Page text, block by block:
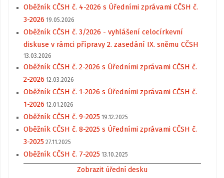
Oběžník CČSH č. 4-2026 s Úředními zprávami CČSH č.
3-2026 19.05.2026
Oběžník CČSH č. 3/2026 - vyhlášení celocírkevní
diskuse v rámci přípravy 2. zasedání IX. sněmu CČSH
13.03.2026
Oběžník CČSH č. 2-2026 s Úředními zprávami CČSH č.
2-2026 12.03.2026
Oběžník CČSH č. 1-2026 s Úředními zprávami CČSH č.
1-2026 12.01.2026
Oběžník CČSH č. 9-2025 19.12.2025
Oběžník CČSH č. 8-2025 s Úředními zprávami CČSH č.
3-2025 27.11.2025
Oběžník CČSH č. 7-2025 13.10.2025
Zobrazit úřední desku